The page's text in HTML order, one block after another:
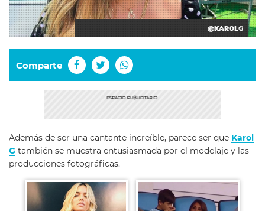
@KAROLG
Comparte
Además de ser una cantante increíble, parece ser que Karol
G también se muestra entusiasmada por el modelaje y las
producciones fotográficas.